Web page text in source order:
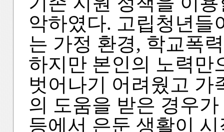
악하였다. 고립청년들
는 가정 환경, 학교폭
하지만 본인의 노력만
벗어나기 어려웠고 가
의 도움을 받은 경우
등에서 은둔 생활이